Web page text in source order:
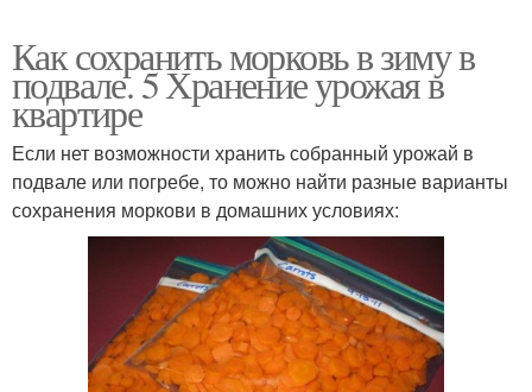
Как сохранить морковь в зиму в
подвале. 5 Хранение урожая в
квартире
Если нет возможности хранить собранный урожай в
подвале или погребе, то можно найти разные варианты
сохранения моркови в домашних условиях: